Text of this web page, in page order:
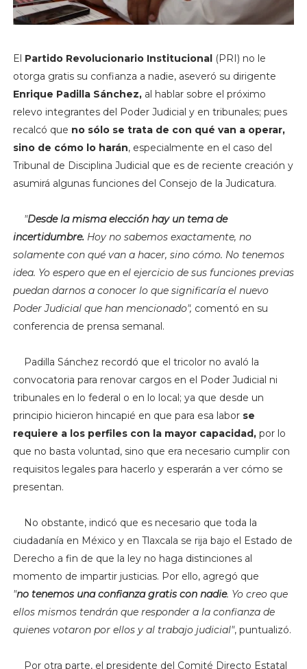
El Partido Revolucionario Institucional (PRI) no le
otorga gratis su confianza a nadie, aseveró su dirigente
Enrique Padilla Sánchez,al hablar sobre el próximo
relevo integrantes del Poder Judicial y en tribunales; pues
recalcó que no sólo se trata de con qué van a operar,
sino de cómo lo harán, especialmente en el caso del
Tribunal de Disciplina Judicial que es de reciente creación y
asumirá algunas funciones del Consejo de la Judicatura.
"Desde la misma elección hay un tema de
incertidumbre. Hoy no sabemos exactamente, no
solamente con qué van a hacer, sino cómo. No tenemos
idea. Yo espero que en el ejercicio de sus funciones previas
puedan darnos a conocer lo que significaría el nuevo
Poder Judicial que han mencionado", comentó en su
conferencia de prensa semanal.
Padilla Sánchez recordó que el tricolor no avaló la
convocatoria para renovar cargos en el Poder Judicial ni
tribunales en lo federal o en lo local; ya que desde un
principio hicieron hincapié en que para esa labor se
requiere a los perfiles con la mayor capacidad, por lo
que no basta voluntad, sino que era necesario cumplir con
requisitos legales para hacerlo y esperarán a ver cómo se
presentan.
No obstante, indicó que es necesario que toda la
ciudadanía en México y en Tlaxcala se rija bajo el Estado de
Derecho a fin de que la ley no haga distinciones al
momento de impartir justicias. Por ello, agregó que
"notenemos una confianza gratis con nadie. Yo creo que
ellos mismos tendrán que responder a la confianza de
quienes votaron por ellos y al trabajo judicial", puntualizó.
Por otra parte, el presidente del Comité Directo Estatal